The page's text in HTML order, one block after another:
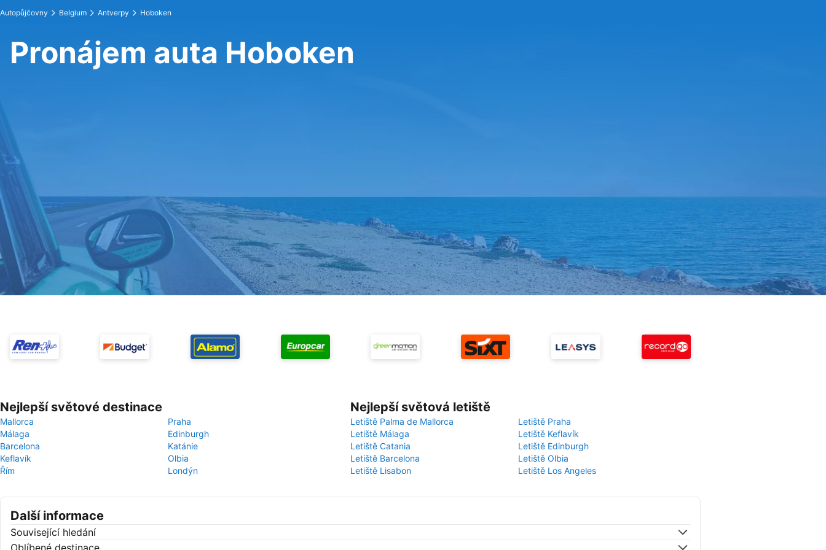
Autopůjčovny Belgium Antverpy Hoboken
Pronájem auta Hoboken
Nejlepší světové destinace
Mallorca
Praha
Málaga
Edinburgh
Barcelona
Katánie
Keflavík
Olbia
Řím
Londýn
Nejlepší světová letiště
Letiště Palma de Mallorca
Letiště Praha
Letiště Málaga
Letiště Keflavík
Letiště Catania
Letiště Edinburgh
Letiště Barcelona
Letiště Olbia
Letiště Lisabon
Letiště Los Angeles
Další informace
Související hledání
Oblíbené destinace